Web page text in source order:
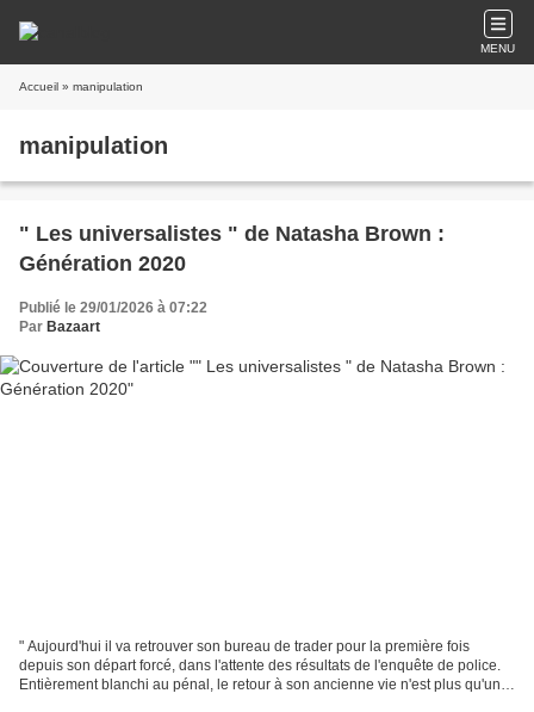
MENU
Accueil » manipulation
manipulation
" Les universalistes " de Natasha Brown :
Génération 2020
Publié le 29/01/2026 à 07:22
Par Bazaart
" Aujourd'hui il va retrouver son bureau de trader pour la première fois
depuis son départ forcé, dans l'attente des résultats de l'enquête de police.
Entièrement blanchi au pénal, le retour à son ancienne vie n'est plus qu'une